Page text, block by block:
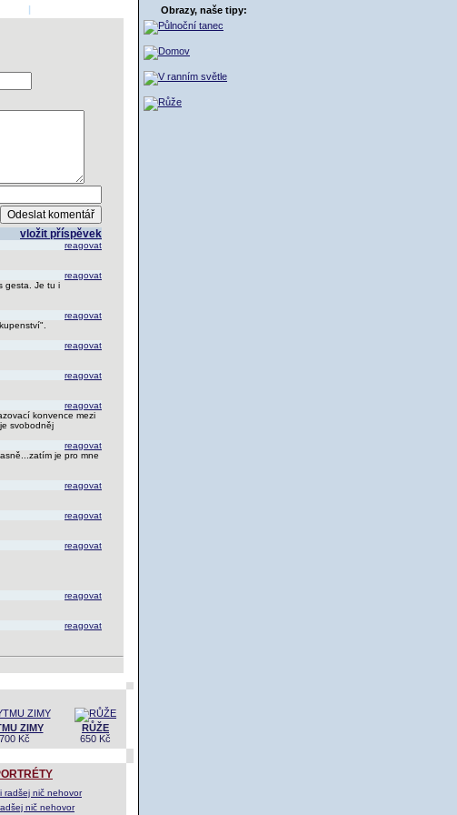
|
vložit příspěvek
reagovat
reagovat
gesta. Je tu i
reagovat
reagovat
reagovat
reagovat
konvence mezi
svobodněj
reagovat
je pro mne
reagovat
reagovat
reagovat
reagovat
reagovat
ZIMY
Kč
RŮŽE
650 Kč
nič nehovor
Obrazy, naše tipy: